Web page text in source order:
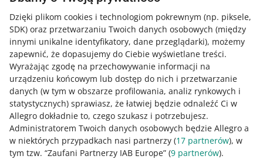
Dzięki plikom cookies i technologiom pokrewnym (np. piksele,
SDK) oraz przetwarzaniu Twoich danych osobowych (między
innymi unikalne identyfikatory, dane przeglądarki), możemy
zapewnić, że dopasujemy do Ciebie wyświetlane treści.
Wyrażając zgodę na przechowywanie informacji na
urządzeniu końcowym lub dostęp do nich i przetwarzanie
danych (w tym w obszarze profilowania, analiz rynkowych i
statystycznych) sprawiasz, że łatwiej będzie odnaleźć Ci w
Allegro dokładnie to, czego szukasz i potrzebujesz.
Administratorem Twoich danych osobowych będzie Allegro a
w niektórych przypadkach nasi partnerzy (17 partnerów), w
tym tzw. “Zaufani Partnerzy IAB Europe” (9 partnerów).
Dokument
rejestrowy
1. Wypis z rejestru kultury - dokument nie
może być starszy niż 4 miesiące.
2. Statut.
3. Dokument potwierdzający powołanie
dyrektora.
Uniwersytet
Dokument
rejestrowy
1. Akt powołania dyrektora
jednostki.
2. Decyzja ws. nadania REGON.
3. Statut (dot. wyższej szkoły).
Allegro
SZYBKA WSKAZÓWKA 2 MIN
MiniPrzesyłka
SZYBKA WSKAZÓWKA 8 MIN
Dokumentowanie sprzedaży online do
konsumentów w UE